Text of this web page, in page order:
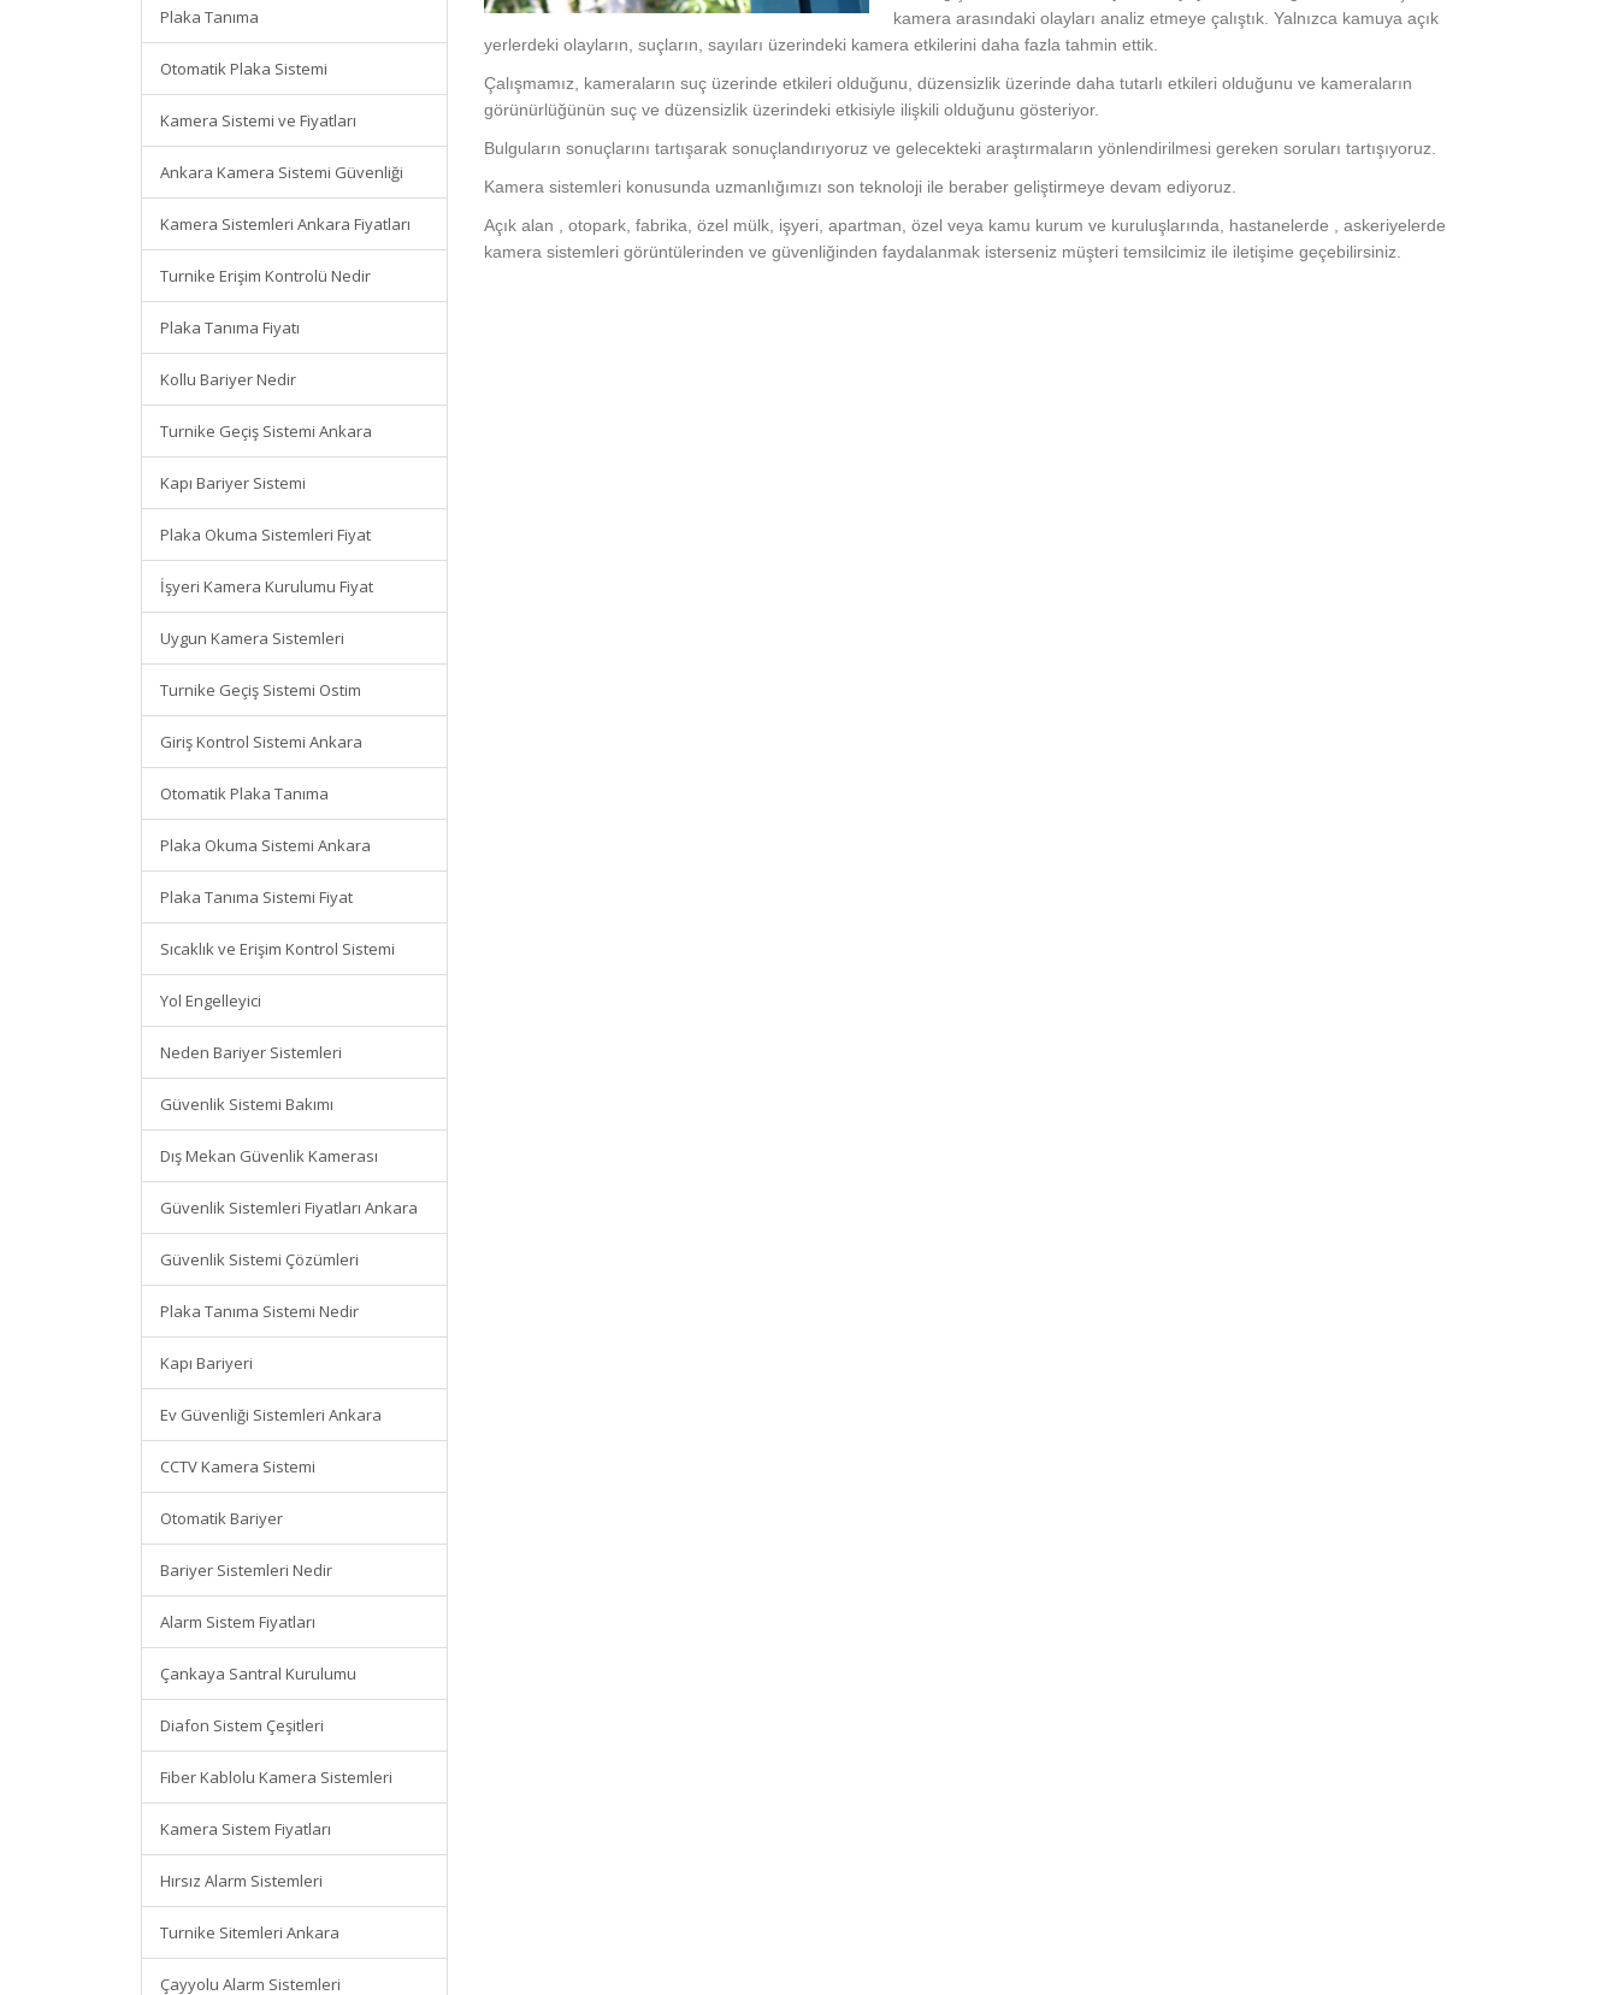
Plaka Tanıma
Otomatik Plaka Sistemi
Kamera Sistemi ve Fiyatları
Ankara Kamera Sistemi Güvenliği
Kamera Sistemleri Ankara Fiyatları
Turnike Erişim Kontrolü Nedir
Plaka Tanıma Fiyatı
Kollu Bariyer Nedir
Turnike Geçiş Sistemi Ankara
Kapı Bariyer Sistemi
Plaka Okuma Sistemleri Fiyat
İşyeri Kamera Kurulumu Fiyat
Uygun Kamera Sistemleri
Turnike Geçiş Sistemi Ostim
Giriş Kontrol Sistemi Ankara
Otomatik Plaka Tanıma
Plaka Okuma Sistemi Ankara
Plaka Tanıma Sistemi Fiyat
Sıcaklık ve Erişim Kontrol Sistemi
Yol Engelleyici
Neden Bariyer Sistemleri
Güvenlik Sistemi Bakımı
Dış Mekan Güvenlik Kamerası
Güvenlik Sistemleri Fiyatları Ankara
Güvenlik Sistemi Çözümleri
Plaka Tanıma Sistemi Nedir
Kapı Bariyeri
Ev Güvenliği Sistemleri Ankara
CCTV Kamera Sistemi
Otomatik Bariyer
Bariyer Sistemleri Nedir
Alarm Sistem Fiyatları
Çankaya Santral Kurulumu
Diafon Sistem Çeşitleri
Fiber Kablolu Kamera Sistemleri
Kamera Sistem Fiyatları
Hırsız Alarm Sistemleri
Turnike Sitemleri Ankara
Çayyolu Alarm Sistemleri
kamera arasındaki olayları analiz etmeye çalıştık. Yalnızca kamuya açık
yerlerdeki olayların, suçların, sayıları üzerindeki kamera etkilerini daha fazla tahmin ettik.
Çalışmamız, kameraların suç üzerinde etkileri olduğunu, düzensizlik üzerinde daha tutarlı etkileri olduğunu ve kameraların
görünürlüğünün suç ve düzensizlik üzerindeki etkisiyle ilişkili olduğunu gösteriyor.
Bulguların sonuçlarını tartışarak sonuçlandırıyoruz ve gelecekteki araştırmaların yönlendirilmesi gereken soruları tartışıyoruz.
Kamera sistemleri konusunda uzmanlığımızı son teknoloji ile beraber geliştirmeye devam ediyoruz.
Açık alan , otopark, fabrika, özel mülk, işyeri, apartman, özel veya kamu kurum ve kuruluşlarında, hastanelerde , askeriyelerde
kamera sistemleri görüntülerinden ve güvenliğinden faydalanmak isterseniz müşteri temsilcimiz ile iletişime geçebilirsiniz.